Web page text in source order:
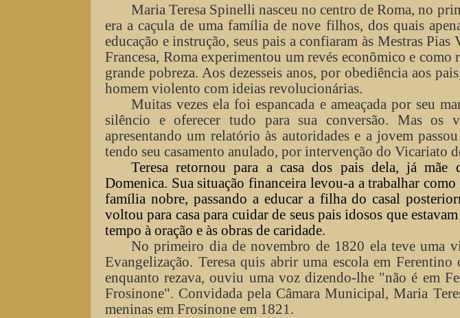
Maria Teresa Spinelli nasceu no centro de Roma, no
era a caçula de uma família de nove filhos, dos quais
educação e instrução, seus pais a confiaram às Mestras
Francesa, Roma experimentou um revés econômico e
grande pobreza. Aos dezesseis anos, por obediência aos
homem violento com ideias revolucionárias.
Muitas vezes ela foi espancada e ameaçada por seu
silêncio e oferecer tudo para sua conversão. Mas os
apresentando um relatório às autoridades e a jovem
tendo seu casamento anulado, por intervenção do Vicariato
Teresa retornou para a casa dos pais dela, já mãe
Domenica. Sua situação financeira levou-a a trabalhar
família nobre, passando a educar a filha do casal
voltou para casa para cuidar de seus pais idosos que
tempo à oração e às obras de caridade.
No primeiro dia de novembro de 1820 ela teve uma
Evangelização. Teresa quis abrir uma escola em Ferentino
enquanto rezava, ouviu uma voz dizendo-lhe "não é em
Frosinone". Convidada pela Câmara Municipal, Maria
meninas em Frosinone em 1821.